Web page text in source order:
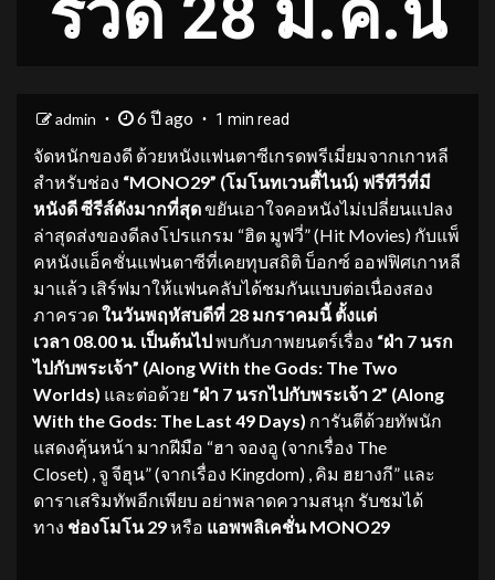
admin 6 ปี ago 1 min read
จัดหนักของดี ด้วยหนังแฟนตาซีเกรดพรีเมี่ยมจากเกาหลี
สำหรับช่อง “MONO29” (โมโนทเวนตี้ไนน์) ฟรีทีวีที่มี
หนังดี ซีรีส์ดังมากที่สุดขยันเอาใจคอหนังไม่เปลี่ยนแปลง
ล่าสุดส่งของดีลงโปรแกรม “ฮิต มูฟวี่” (Hit Movies) กับแพ็
คหนังแอ็คชั่นแฟนตาซีที่เคยทุบสถิติ บ็อกซ์ ออฟฟิศเกาหลี
มาแล้ว เสิร์ฟมาให้แฟนคลับได้ชมกันแบบต่อเนื่องสอง
ภาครวดในวันพฤหัสบดีที่ 28 มกราคมนี้ ตั้งแต่
เวลา 08.00 น. เป็นต้นไปพบกับภาพยนตร์เรื่อง “ฝ่า 7 นรก
ไปกับพระเจ้า” (Along With the Gods: The Two
Worlds) และต่อด้วย “ฝ่า 7 นรกไปกับพระเจ้า 2” (Along
With the Gods: The Last 49 Days) การันตีด้วยทัพนัก
แสดงคุ้นหน้า มากฝีมือ “ฮา จองอู (จากเรื่อง The
Closet) , จู จีฮุน” (จากเรื่อง Kingdom) , คิม ฮยางกี” และ
ดาราเสริมทัพอีกเพียบ อย่าพลาดความสนุก รับชมได้
ทาง ช่องโมโน 29หรือ แอพพลิเคชั่น MONO29